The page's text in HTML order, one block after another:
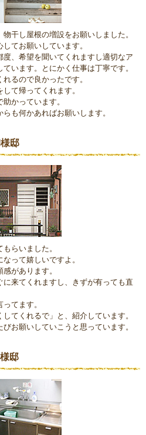
干し屋根の増設をお願いしました。
てお願いしています。
、希望を聞いてくれますし適切なア
います。とにかく仕事は丁寧です。
るので良かったです。
て帰ってくれます。
かっています。
も何かあればお願いします。
邸
らいました。
って嬉しいですよ。
があります。
来てくれますし、きずが有っても直
てます。
てくれるで」と、紹介しています。
お願いしていこうと思っています。
邸